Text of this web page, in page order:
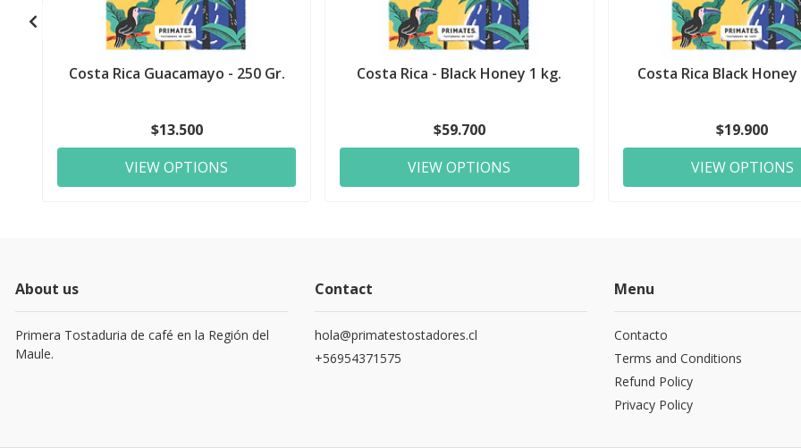
Costa Rica Guacamayo - 250 Gr.
$13.500
VIEW OPTIONS
Costa Rica - Black Honey 1 kg.
$59.700
VIEW OPTIONS
Costa Rica Black
$19.900
VIEW OPTIONS
About us
Primera Tostaduria de café en la Región del
Maule.
Contact
hola@primatestostadores.cl
+56954371575
Menu
Contacto
Terms and Conditions
Refund Policy
Privacy Policy